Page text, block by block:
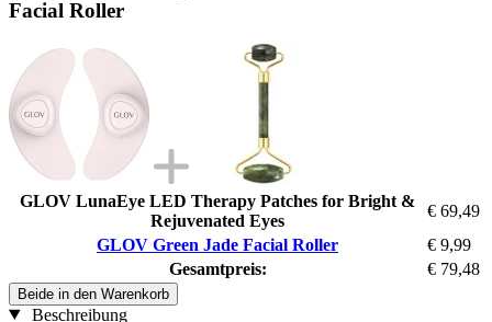
Facial Roller
GLOV LunaEye LED Therapy Patches for Bright &
Rejuvenated Eyes
€ 69,49
GLOV Green Jade Facial Roller
€ 9,99
Gesamtpreis:
€ 79,48
Beide in den Warenkorb
Beschreibung